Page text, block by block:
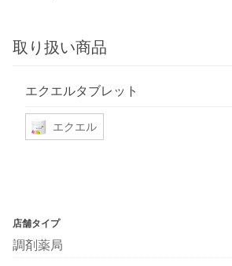
取り扱い商品
エクエルタブレット
エクエル
店舗タイプ
調剤薬局